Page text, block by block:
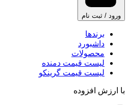
ورود / ثبت نام
برندها
داشبورد
محصولات
لیست قیمت دمنده
لیست قیمت گرینکو
با ارزش افزوده